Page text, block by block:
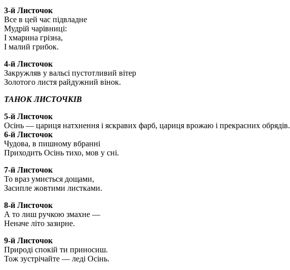
3-й Листочок
Все в цей час підвладне
Мудрій чарівниці:
І хмарина грізна,
І малий грибок.
4-й Листочок
Закружляв у вальсі пустотливий вітер
Золотого листя райдужний вінок.
ТАНОК ЛИСТОЧКІВ
5-й Листочок
Осінь — цариця натхнення і яскравих фарб, цариця врожаю і прекрасних обрядів.
6-й Листочок
Чудова, в пишному вбранні
Приходить Осінь тихо, мов у сні.
7-й Листочок
То враз умиється дощами,
Засипле жовтими листками.
8-й Листочок
А то лиш ручкою змахне —
Неначе літо зазирне.
9-й Листочок
Природі спокій ти приносиш.
Тож зустрічайте — леді Осінь.